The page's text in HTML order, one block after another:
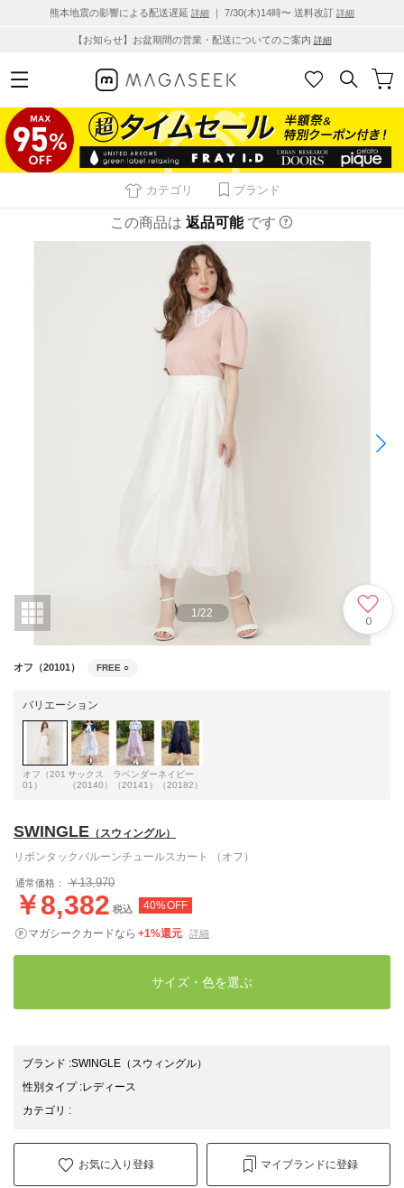
熊本地震の影響による配送遅延 詳細 ｜ 7/30(木)14時〜 送料改訂 詳細
【お知らせ】お盆期間の営業・配送についてのご案内 詳細
カテゴリ ブランド
この商品は 返品可能 です
1 /22
0
オフ（20101） FREE ○
バリエーション
オフ（201
01）
サックス
（20140）
ラベンダー
（20141）
ネイビー
（20182）
SWINGLE （スウィングル）
リボンタックバルーンチュールスカート （オフ）
通常価格： ￥13,970
￥8,382 税込 40%OFF
マガシークカードなら +1%還元 詳細
サイズ・色を選ぶ
ブランド :SWINGLE （スウィングル）
性別タイプ:レディース
カテゴリ :
お気に入り登録 マイブランドに登録